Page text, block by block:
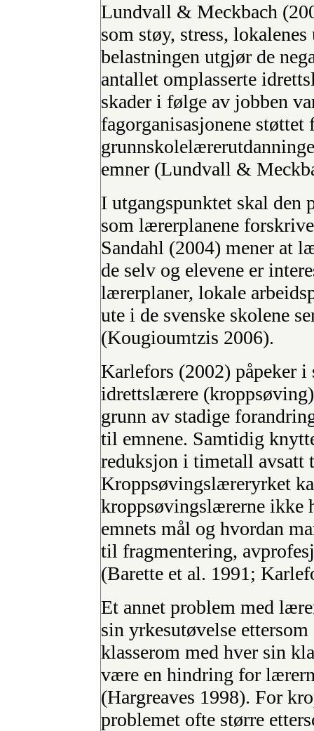
Lundvall & Meckbach
som støy, stress,
belastningen utgjør de
antallet omplasserte
skader i følge av jobben
fagorganisasjonene støttet
emner (Lundvall &
I utgangspunktet skal den
som lærerplanene
Sandahl (2004) mener at
de selv og elevene er
lærerplaner, lokale
ute i de svenske skolene
(Kougioumtzis 2006).
Karlefors (2002) påpeker
idrettslærere
grunn av stadige
til emnene. Samtidig
reduksjon i timetall avsatt
Kroppsøvingslæreryrket
kroppsøvingslærerne ikke
emnets mål og hvordan
til fragmentering,
(Barette et al. 1991;
Et annet problem med
sin yrkesutøvelse
klasserom med hver sin
være en hindring for
(Hargreaves 1998). For
problemet ofte større